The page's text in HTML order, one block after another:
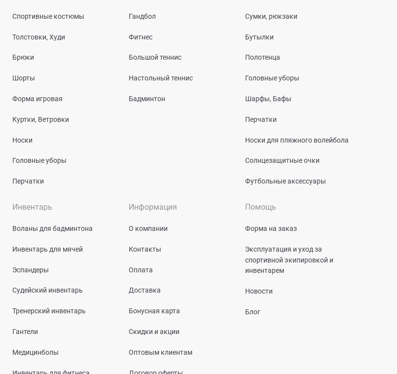
Спортивные костюмы
Толстовки, Худи
Брюки
Шорты
Форма игровая
Куртки, Ветровки
Носки
Головные уборы
Перчатки
Гандбол
Фитнес
Большой теннис
Настольный теннис
Бадминтон
Сумки, рюкзаки
Бутылки
Полотенца
Головные уборы
Шарфы, Бафы
Перчатки
Носки для пляжного волейбола
Солнцезащитные очки
Футбольные аксессуары
Инвентарь
Воланы для бадминтона
Инвентарь для мячей
Эспандеры
Судейский инвентарь
Тренерский инвентарь
Гантели
Медицинболы
Информация
О компании
Контакты
Оплата
Доставка
Бонусная карта
Скидки и акции
Оптовым клиентам
Помощь
Форма на заказ
Эксплуатация и уход за
спортивной экипировкой и
инвентарем
Новости
Блог